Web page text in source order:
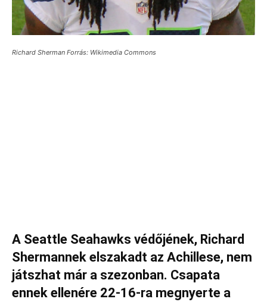
Richard Sherman Forrás: Wikimedia Commons
A Seattle Seahawks védőjének, Richard
Shermannek elszakadt az Achillese, nem
játszhat már a szezonban. Csapata
ennek ellenére 22-16-ra megnyerte a